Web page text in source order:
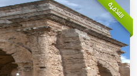
اللاذقية